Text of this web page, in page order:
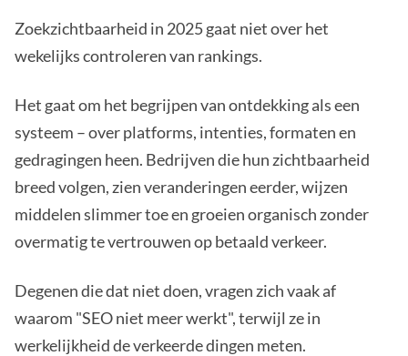
Zoekzichtbaarheid in 2025 gaat niet over het
wekelijks controleren van rankings.
Het gaat om het begrijpen van ontdekking als een
systeem – over platforms, intenties, formaten en
gedragingen heen. Bedrijven die hun zichtbaarheid
breed volgen, zien veranderingen eerder, wijzen
middelen slimmer toe en groeien organisch zonder
overmatig te vertrouwen op betaald verkeer.
Degenen die dat niet doen, vragen zich vaak af
waarom "SEO niet meer werkt", terwijl ze in
werkelijkheid de verkeerde dingen meten.